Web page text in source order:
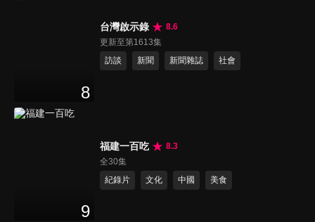
8
台灣啟示錄
8.6
更新至第1613集
訪談
新聞 新聞雜誌 社會
9
福建一百吃
8.3
全30集
紀錄片
文化 中國 美食